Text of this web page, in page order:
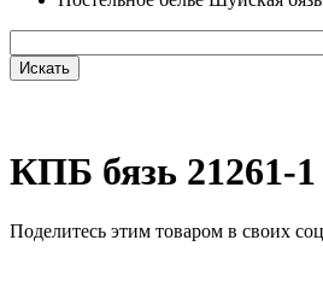
КПБ бязь 21261-1
Поделитесь этим товаром в своих